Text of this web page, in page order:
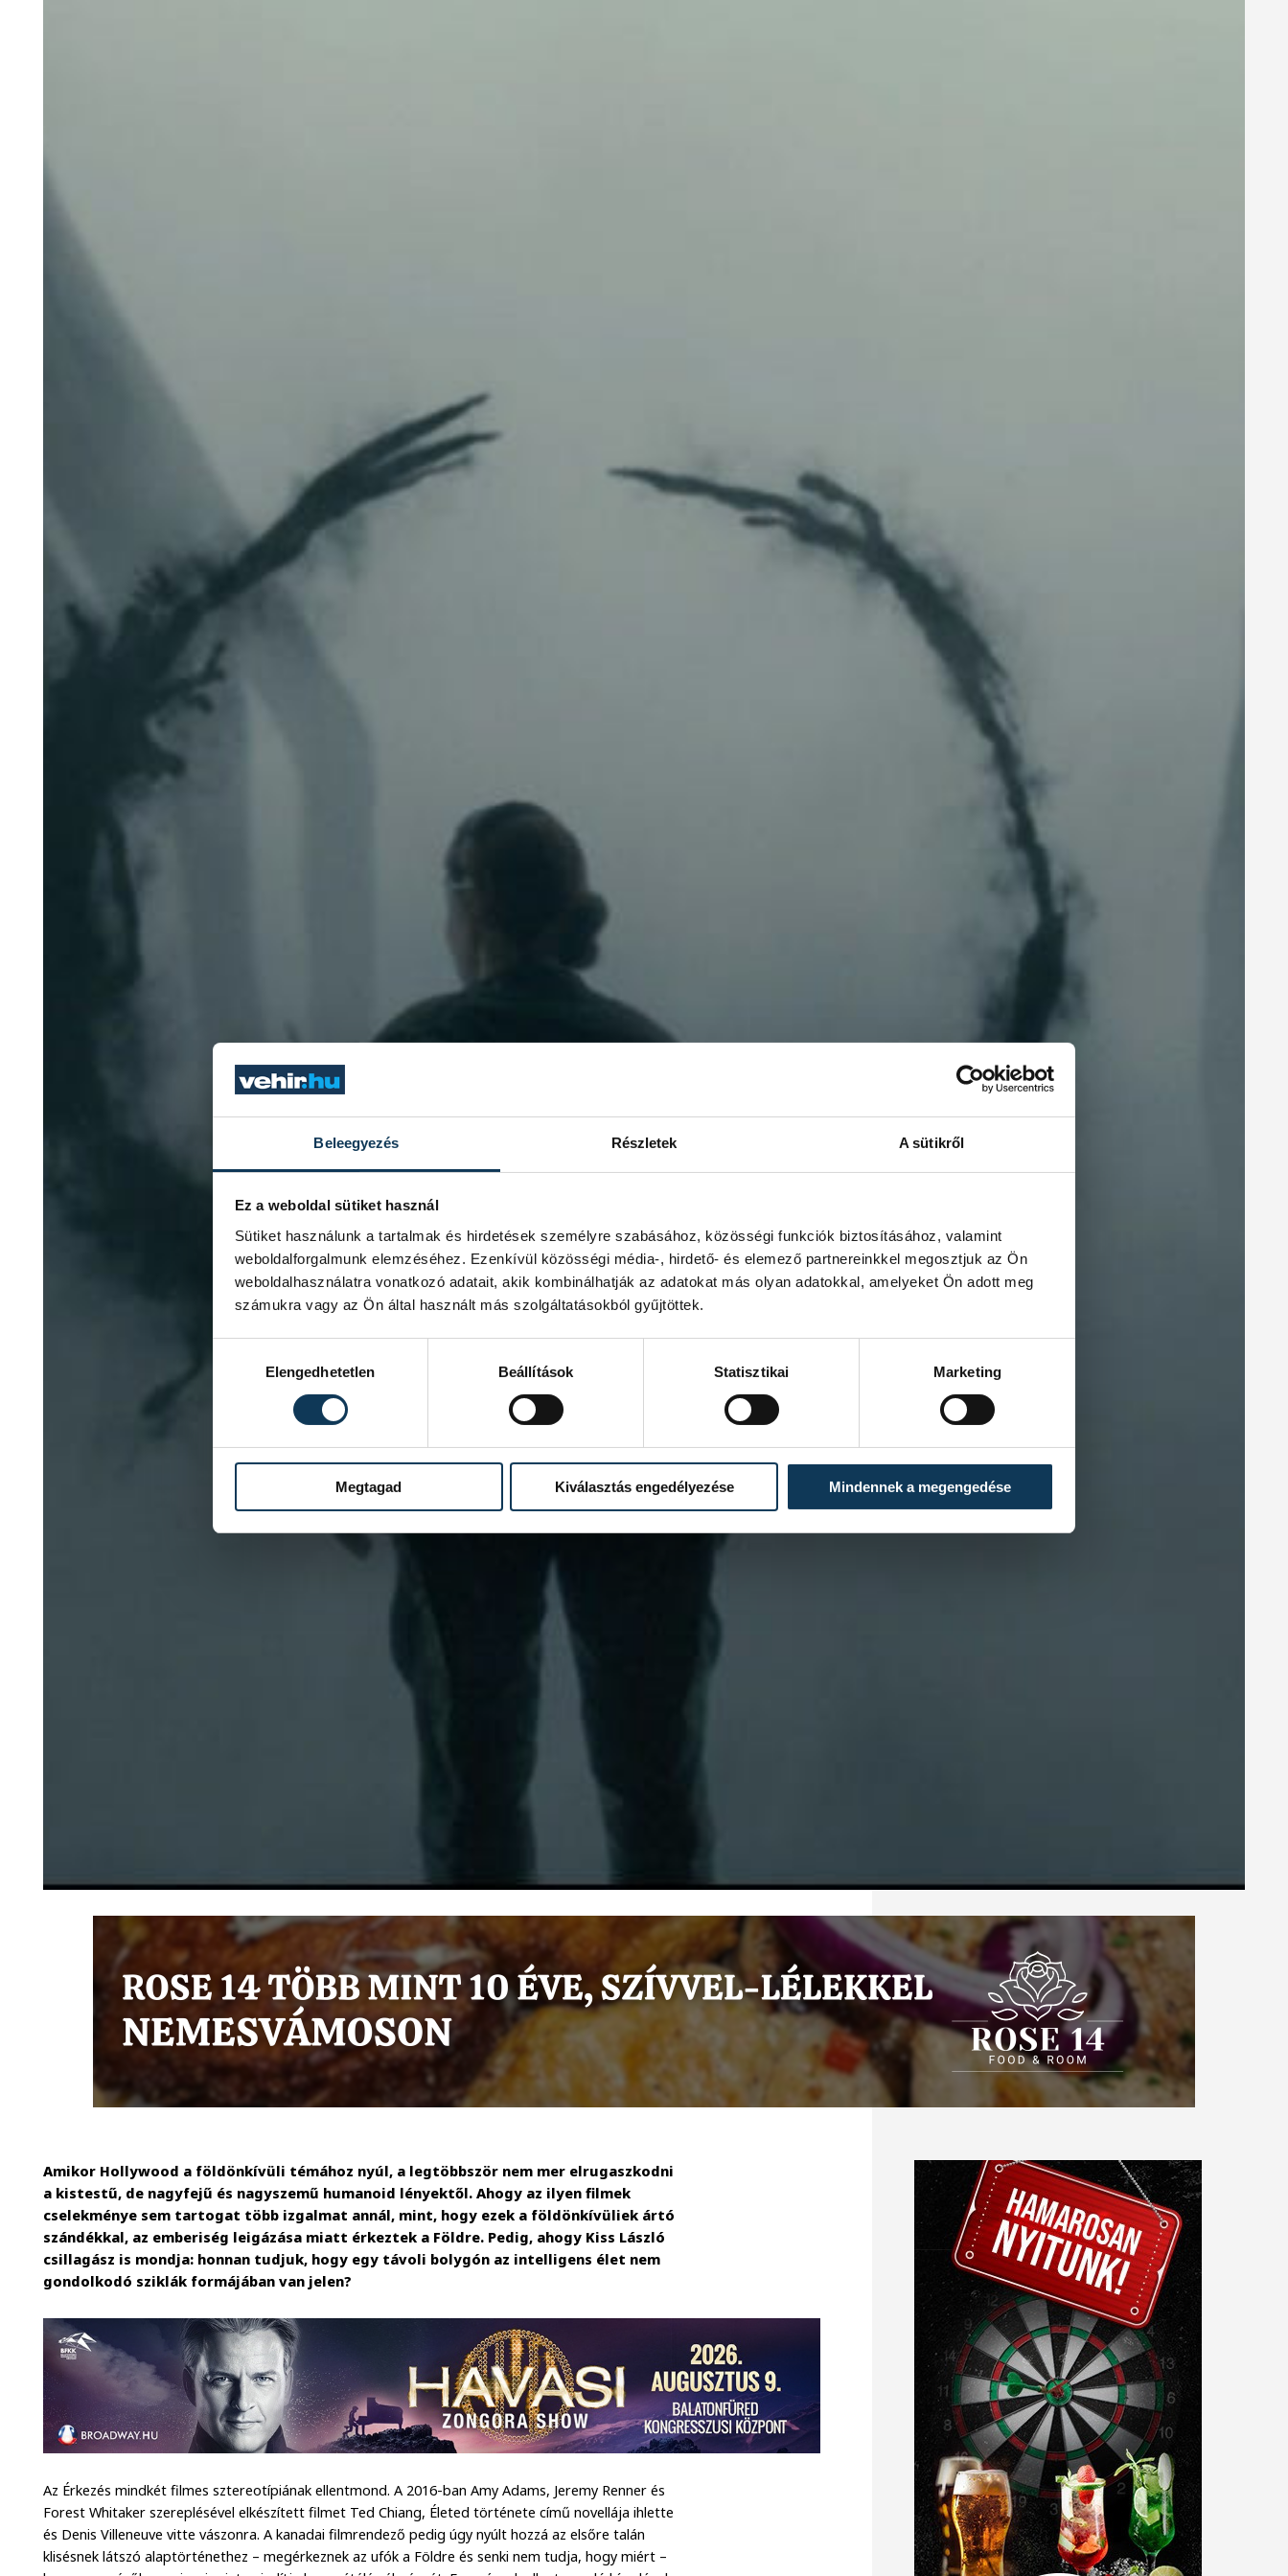
Beleegyezés Részletek A sütikről
Ez a weboldal sütiket használ
Sütiket használunk a tartalmak és hirdetések személyre szabásához, közösségi funkciók biztosításához, valamint
weboldalforgalmunk elemzéséhez. Ezenkívül közösségi média-, hirdető- és elemező partnereinkkel megosztjuk az Ön
weboldalhasználatra vonatkozó adatait, akik kombinálhatják az adatokat más olyan adatokkal, amelyeket Ön adott meg
számukra vagy az Ön által használt más szolgáltatásokból gyűjtöttek.
Elengedhetetlen
Beállítások Statisztikai Marketing
Megtagad Kiválasztás engedélyezése Mindennek a megengedése
Amikor Hollywood a földönkívüli témához nyúl, a legtöbbször nem mer elrugaszkodni
a kistestű, de nagyfejű és nagyszemű humanoid lényektől. Ahogy az ilyen filmek
cselekménye sem tartogat több izgalmat annál, mint, hogy ezek a földönkívüliek ártó
szándékkal, az emberiség leigázása miatt érkeztek a Földre. Pedig, ahogy Kiss László
csillagász is mondja: honnan tudjuk, hogy egy távoli bolygón az intelligens élet nem
gondolkodó sziklák formájában van jelen?
Az Érkezés mindkét filmes sztereotípiának ellentmond. A 2016-ban Amy Adams, Jeremy Renner és
Forest Whitaker szereplésével elkészített filmet Ted Chiang, Életed története című novellája ihlette
és Denis Villeneuve vitte vászonra. A kanadai filmrendező pedig úgy nyúlt hozzá az elsőre talán
klisésnek látszó alaptörténethez – megérkeznek az ufók a Földre és senki nem tudja, hogy miért –